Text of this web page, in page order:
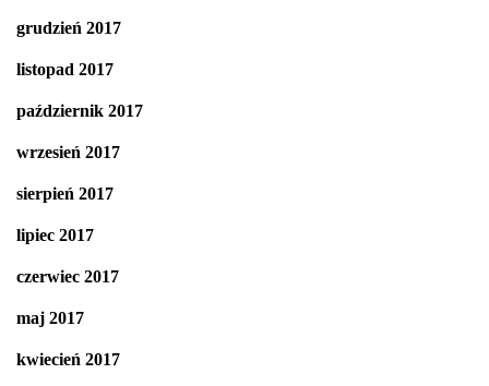
grudzień 2017
listopad 2017
październik 2017
wrzesień 2017
sierpień 2017
lipiec 2017
czerwiec 2017
maj 2017
kwiecień 2017